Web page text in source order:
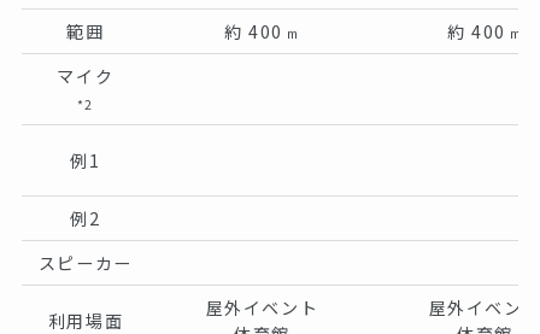
範囲 約 400 m 約 400 m
マイク
*2
例1
例2
スピーカー
利用場面
屋外イベント
屋外イベン